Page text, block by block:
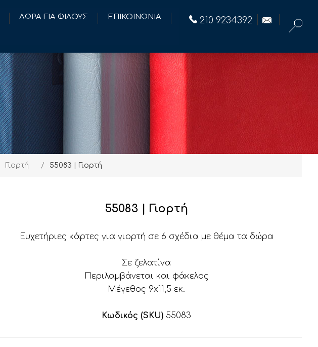
ΔΩΡΑ ΓΙΑ ΦΙΛΟΥΣ ΕΠΙΚΟΙΝΩΝΙΑ 210 9234392
Γιορτή / 55083 | Γιορτή
55083 | Γιορτή
Ευχετήριες κάρτες για γιορτή σε 6 σχέδια με θέμα τα δώρα
Σε ζελατίνα
Περιλαμβάνεται και φάκελος
Μέγεθος 9x11,5 εκ.
Κωδικός (SKU) 55083